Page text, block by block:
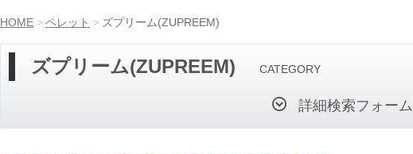
HOME ペレット ズプリーム(ZUPREEM)
ズプリーム(ZUPREEM) CATEGORY
詳細検索フォーム